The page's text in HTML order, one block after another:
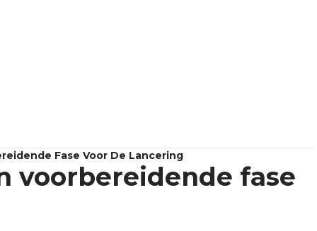
Fase Voor De Lancering
voorbereidende fase